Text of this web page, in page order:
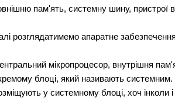
пам'ять, системну шину, пристрої
розглядатимемо апаратне
мікропроцесор, внутрішня
блоці, який називають системним.
у системному блоці, хоч інколи